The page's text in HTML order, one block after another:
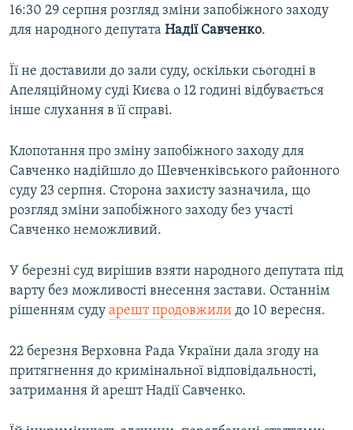
Усі сайти RFE/RL
16:30 29 серпня розгляд зміни запобіжного заходу
для народного депутата Надії Савченко.
Її не доставили до зали суду, оскільки сьогодні в
Апеляційному суді Києва о 12 годині відбувається
інше слухання в її справі.
Клопотання про зміну запобіжного заходу для
Савченко надійшло до Шевченківського районного
суду 23 серпня. Сторона захисту зазначила, що
розгляд зміни запобіжного заходу без участі
Савченко неможливий.
​У березні суд вирішив взяти народного депутата під
варту без можливості внесення застави. Останнім
рішенням суду арешт продовжили до 10 вересня.
22 березня Верховна Рада України дала згоду на
притягнення до кримінальної відповідальності,
затримання й арешт Надії Савченко.